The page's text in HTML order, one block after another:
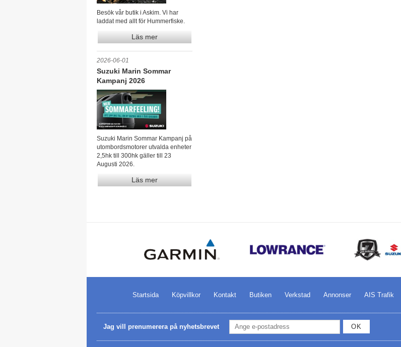
Besök vår butik i Askim. Vi har
laddat med allt för Hummerfiske.
Läs mer
2026-06-01
Suzuki Marin Sommar
Kampanj 2026
Suzuki Marin Sommar Kampanj på
utombordsmotorer utvalda enheter
2,5hk till 300hk gäller till 23
Augusti 2026.
Läs mer
Startsida Köpvillkor Kontakt Butiken Verkstad Annonser AIS Trafik
Jag vill prenumerera på nyhetsbrevet OK